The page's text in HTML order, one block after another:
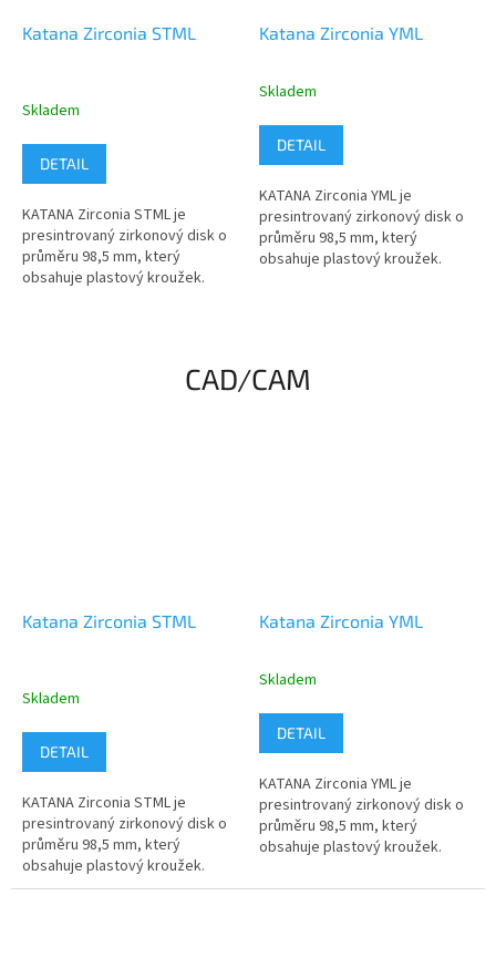
Katana Zirconia STML
Skladem
DETAIL
KATANA Zirconia STML je
presintrovaný zirkonový disk o
průměru 98,5 mm, který
obsahuje plastový kroužek.
Katana Zirconia YML
Průměrné
produktu
z
5
hvězdiček.
Skladem
DETAIL
KATANA Zirconia YML je
presintrovaný zirkonový disk o
průměru 98,5 mm, který
obsahuje plastový kroužek.
CAD/CAM
Katana Zirconia STML
Skladem
DETAIL
KATANA Zirconia STML je
presintrovaný zirkonový disk o
průměru 98,5 mm, který
obsahuje plastový kroužek.
KATANA Zirconia STML je k
Katana Zirconia YML
Průměrné
produktu
z
5
hvězdiček.
Skladem
DETAIL
KATANA Zirconia YML je
presintrovaný zirkonový disk o
průměru 98,5 mm, který
obsahuje plastový kroužek.
dispozici ve 3 možných